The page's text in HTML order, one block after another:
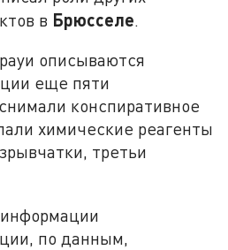
в Брюсселе.
описываются
еще пяти
конспиративное
химические реагенты
третьи
по данным,